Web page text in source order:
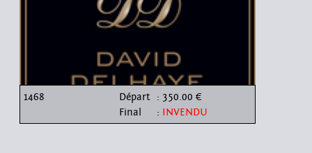
1468 Départ : 350.00 €
Final
: INVENDU